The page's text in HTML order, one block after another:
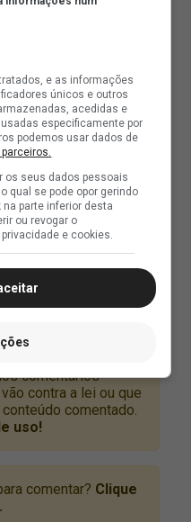
e as informações
únicos e outros
acedidas e
especificamente por
podemos usar dados de
os seus dados pessoais
qual se pode opor gerindo
na parte inferior desta
ou revogar o
e cookies.